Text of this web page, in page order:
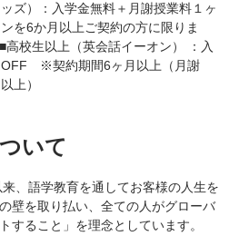
ズ）：入学金無料＋月謝授業料１ヶ
6か月以上ご契約の方に限りま
英会話イーオン） ：入
OFF ※契約期間6ヶ月以上（月謝
上）
いて
、語学教育を通してお客様の人生を
壁を取り払い、全ての人がグローバ
すること」を理念としています。